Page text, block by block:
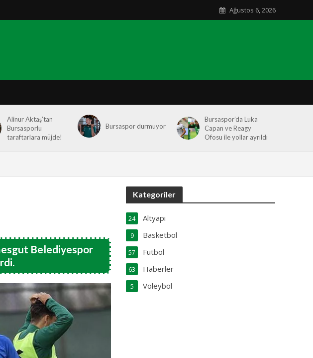
Ağustos 6, 2026
Alinur Aktaş’tan
Bursasporlu
taraftarlara müjde!
Bursaspor durmuyor
Bursaspor’da Luka
Capan ve Reagy
Ofosu ile yollar ayrıldı
Belediyespor
Kategoriler
Altyapı
24
Basketbol
9
Futbol
57
Haberler
63
Voleybol
5